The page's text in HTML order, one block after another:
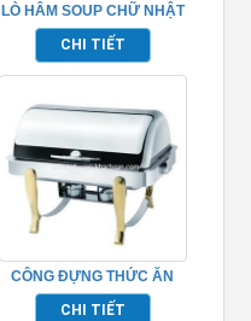
LÒ HÂM SOUP CHỮ NHẬT
– TP697028
CHI TIẾT
CÔNG ĐỰNG THỨC ĂN
BUFFET – TP697027
CHI TIẾT